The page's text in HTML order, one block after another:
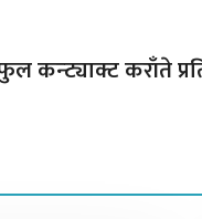
फुल कन्ट्याक्ट कराँते